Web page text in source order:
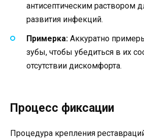
антисептическим раствором
развития инфекций.
Примерка: Аккуратно
зубы, чтобы убедиться в их
отсутствии дискомфорта.
Процесс фиксации
Процедура крепления